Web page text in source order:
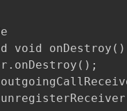
void onDestroy()